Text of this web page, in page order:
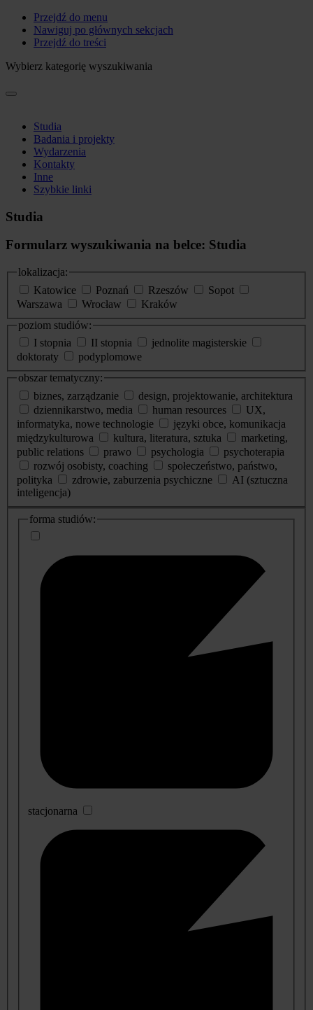
Przejdź do menu
Nawiguj po głównych sekcjach
Przejdź do treści
Wybierz kategorię wyszukiwania
Studia
Badania i projekty
Wydarzenia
Kontakty
Inne
Szybkie linki
Studia
Formularz wyszukiwania na belce: Studia
lokalizacja:
Katowice
Poznań Rzeszów
Sopot
Warszawa
Wrocław
Kraków
poziom studiów:
I stopnia
II stopnia
jednolite magisterskie
doktoraty
podyplomowe
obszar tematyczny:
biznes, zarządzanie
design, projektowanie, architektura
dziennikarstwo, media
human resources
UX,
informatyka, nowe technologie
języki obce, komunikacja
międzykulturowa
kultura, literatura, sztuka
marketing,
public relations
prawo psychologia
psychoterapia
rozwój osobisty, coaching
społeczeństwo, państwo,
polityka
zdrowie, zaburzenia psychiczne
AI (sztuczna
inteligencja)
dodatkowe
informacje
forma studiów:
stacjonarna